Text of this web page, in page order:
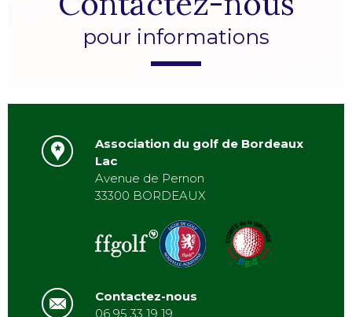
pour informations
Association du golf de Bordeaux
Lac
Avenue de Pernon
33300 BORDEAUX
Contactez-nous
06 95 33 19 19